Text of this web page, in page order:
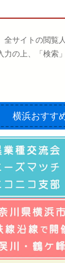
サイトの閲
の上、「検索
横浜おすす